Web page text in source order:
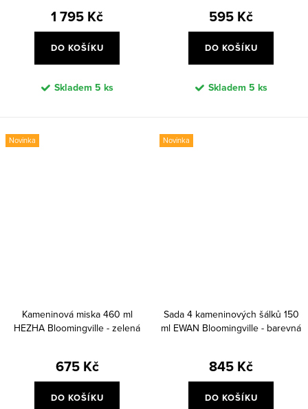
1 795 Kč
DO KOŠÍKU
Skladem 5 ks
595 Kč
DO KOŠÍKU
Skladem 5 ks
Novinka
Kameninová miska 460 ml
HEZHA Bloomingville - zelená
675 Kč
DO KOŠÍKU
Novinka
Sada 4 kameninových šálků 150
ml EWAN Bloomingville - barevná
845 Kč
DO KOŠÍKU